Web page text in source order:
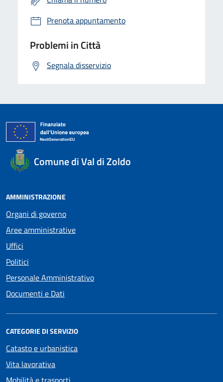
Prenota appuntamento
Problemi in Città
Segnala disservizio
Comune di Val di Zoldo
AMMINISTRAZIONE
Organi di governo
Aree amministrative
Uffici
Politici
Personale Amministrativo
Documenti e Dati
CATEGORIE DI SERVIZIO
Catasto e urbanistica
Vita lavorativa